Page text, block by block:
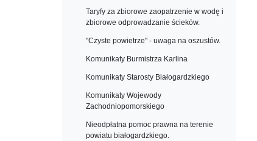
Taryfy za zbiorowe zaopatrzenie w wodę i
zbiorowe odprowadzanie ścieków.
"Czyste powietrze" - uwaga na oszustów.
Komunikaty Burmistrza Karlina
Komunikaty Starosty Białogardzkiego
Komunikaty Wojewody
Zachodniopomorskiego
Nieodpłatna pomoc prawna na terenie
powiatu białogardzkiego.